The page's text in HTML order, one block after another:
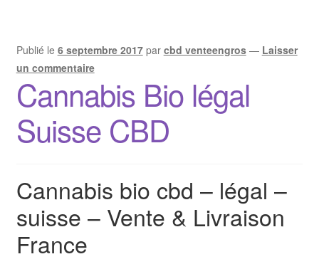
Publié le 6 septembre 2017 par cbd venteengros — Laisser
un commentaire
Cannabis Bio légal
Suisse CBD
Cannabis bio cbd – légal –
suisse – Vente & Livraison
France